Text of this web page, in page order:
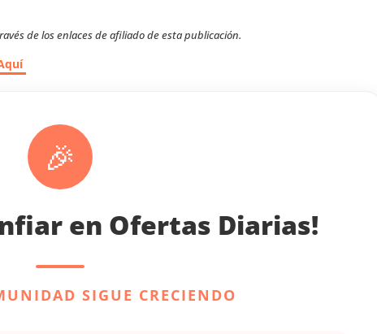
de los enlaces de afiliado de esta publicación.
🎉
en Ofertas Diarias!
SIGUE CRECIENDO